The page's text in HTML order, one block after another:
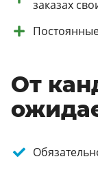
заказах
От